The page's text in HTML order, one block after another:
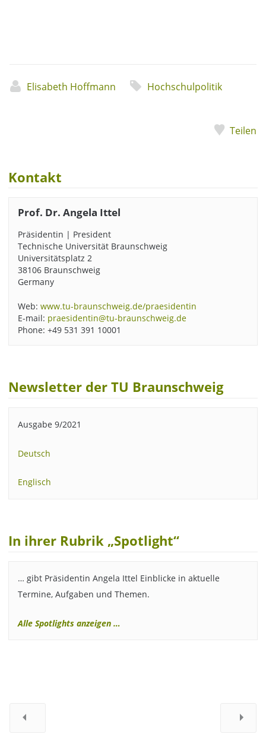
Elisabeth Hoffmann Hochschulpolitik
Teilen
Kontakt
Prof. Dr. Angela Ittel
Präsidentin | President
Technische Universität Braunschweig
Universitätsplatz 2
38106 Braunschweig
Germany
Web: www.tu-braunschweig.de/praesidentin
E-mail: praesidentin@tu-braunschweig.de
Phone: +49 531 391 10001
Newsletter der TU Braunschweig
Ausgabe 9/2021
Deutsch
Englisch
In ihrer Rubrik „Spotlight“
… gibt Präsidentin Angela Ittel Einblicke in aktuelle
Termine, Aufgaben und Themen.
Alle Spotlights anzeigen …